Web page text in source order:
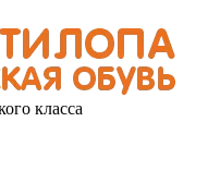
класса